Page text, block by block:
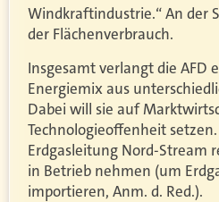
Windkraftindustrie.“ An der
der Flächenverbrauch.
Insgesamt verlangt die AFD
Energiemix aus
Dabei will sie auf
Technologieoffenheit
Erdgasleitung Nord-Stream
in Betrieb nehmen (um
importieren, Anm. d. Red.).